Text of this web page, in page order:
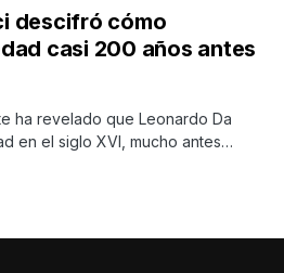
descifró cómo
casi 200 años antes
ha revelado que Leonardo Da
en el siglo XVI, mucho antes…